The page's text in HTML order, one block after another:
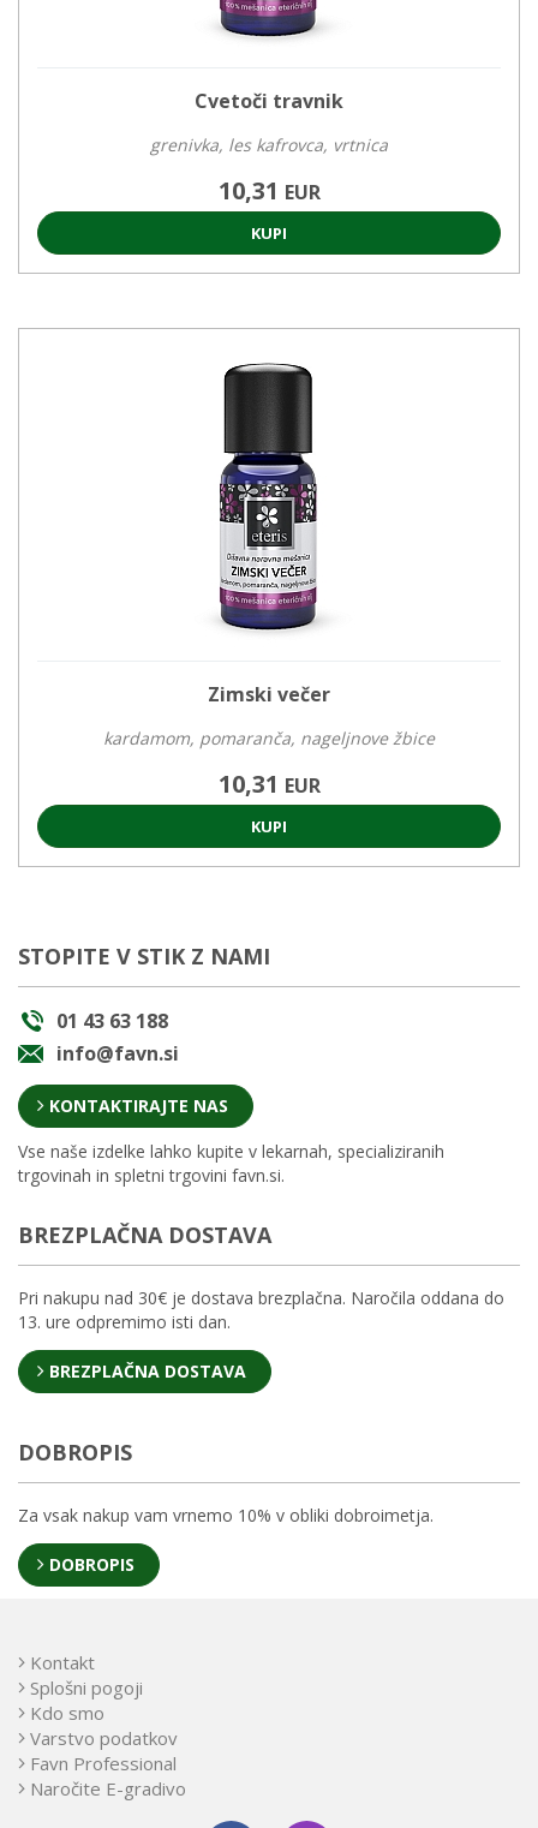
Cvetoči travnik
grenivka, les kafrovca, vrtnica
10,31 EUR
KUPI
Zimski večer
kardamom, pomaranča, nageljnove žbice
10,31 EUR
KUPI
STOPITE V STIK Z NAMI
01 43 63 188
info@favn.si
KONTAKTIRAJTE NAS
Vse naše izdelke lahko kupite v lekarnah, specializiranih
trgovinah in spletni trgovini favn.si.
BREZPLAČNA DOSTAVA
Pri nakupu nad 30€ je dostava brezplačna. Naročila oddana do
13. ure odpremimo isti dan.
BREZPLAČNA DOSTAVA
DOBROPIS
Za vsak nakup vam vrnemo 10% v obliki dobroimetja.
DOBROPIS
Kontakt
Splošni pogoji
Kdo smo
Varstvo podatkov
Favn Professional
Naročite E-gradivo